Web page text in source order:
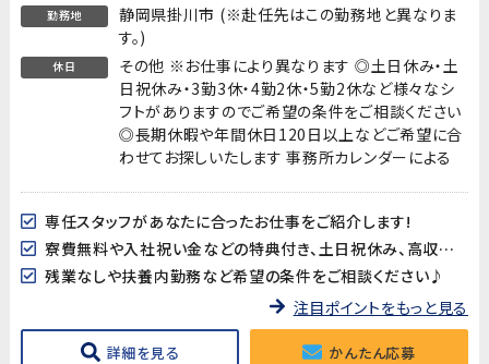
勤務地
静岡県掛川市 (※赴任先はこの勤務地と異なりま
す。)
休日
その他 ※お仕事により異なります ◎土日休み・土
日祝休み・3勤3休・4勤2休・5勤2休など様々なシ
フトがありますのでご希望の条件をご相談ください
◎長期休暇や年間休日120日以上などご希望に合
わせてお探しいたします 事務所カレンダーによる
専任スタッフがあなたに合ったお仕事をご紹介します!
寮費無料や入社祝い金などの特典付き、土日祝休み、高収入など様々なお仕事を掲載中です
残業なしや扶養内勤務など希望の条件をご相談ください♪
注目ポイントをもっと見る
詳細を見る かんたん応募